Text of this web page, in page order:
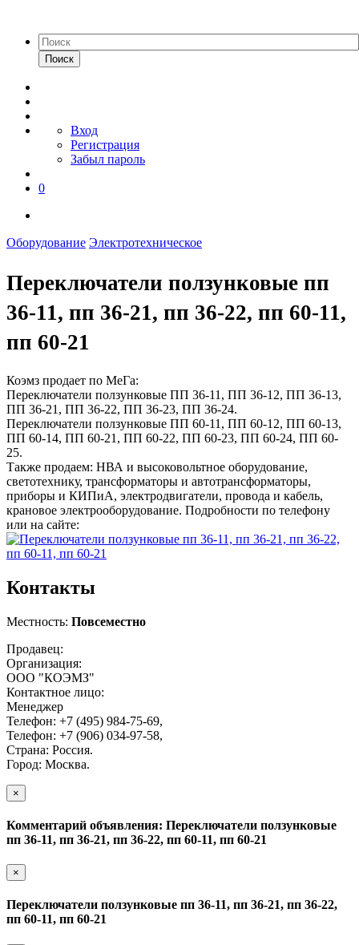
Поиск
Вход
Регистрация
Забыл пароль
0
Оборудование Электротехническое
Переключатели ползунковые пп
36-11, пп 36-21, пп 36-22, пп 60-11,
пп 60-21
Коэмз продает по МеГа:
Переключатели ползунковые ПП 36-11, ПП 36-12, ПП 36-13,
ПП 36-21, ПП 36-22, ПП 36-23, ПП 36-24.
Переключатели ползунковые ПП 60-11, ПП 60-12, ПП 60-13,
ПП 60-14, ПП 60-21, ПП 60-22, ПП 60-23, ПП 60-24, ПП 60-
25.
Также продаем: НВА и высоковольтное оборудование,
светотехнику­, трансформатор­ы и автотрансформато­ры,
приборы и КИПиА, электродвигатели­, провода и кабель,
крановое электрооборудование. Подробности по телефону
или на сайте:
Контакты
Местность: Повсеместно
Продавец:
Организация:
ООО "КОЭМЗ"
Контактное лицо:
Менеджер
Телефон: +7 (495) 984-75-69,
Телефон: +7 (906) 034-97-58,
Страна: Россия.
Город: Москва.
×
Комментарий объявления: Переключатели ползунковые
пп 36-11, пп 36-21, пп 36-22, пп 60-11, пп 60-21
×
Переключатели ползунковые пп 36-11, пп 36-21, пп 36-22,
пп 60-11, пп 60-21